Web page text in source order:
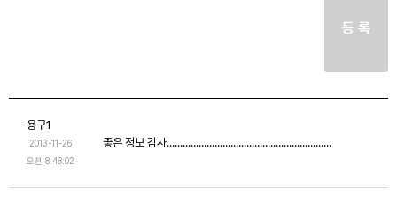
등 록
용구1
2013-11-26
오전 8:48:02
좋은 정보 감사..............................................................